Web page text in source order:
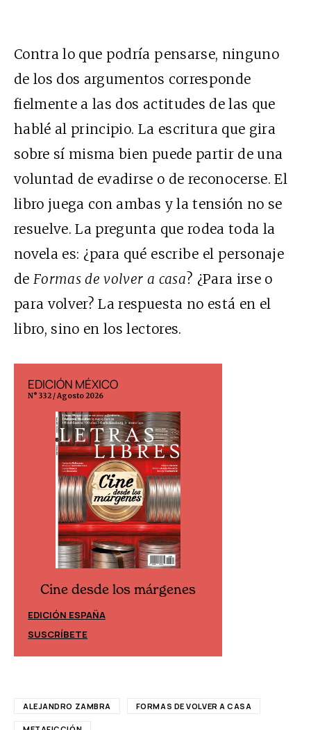
Contra lo que podría pensarse, ninguno
de los dos argumentos corresponde
fielmente a las dos actitudes de las que
hablé al principio. La escritura que gira
sobre sí misma bien puede partir de una
voluntad de evadirse o de reconocerse. El
libro juega con ambas y la tensión no se
resuelve. La pregunta que rodea toda la
novela es: ¿para qué escribe el personaje
de Formas de volver a casa? ¿Para irse o
para volver? La respuesta no está en el
libro, sino en los lectores.
EDICIÓN MÉXICO
N° 332 / Agosto 2026
Cine desde los márgenes
EDICIÓN ESPAÑA
SUSCRÍBETE
ALEJANDRO ZAMBRA FORMAS DE VOLVER A CASA